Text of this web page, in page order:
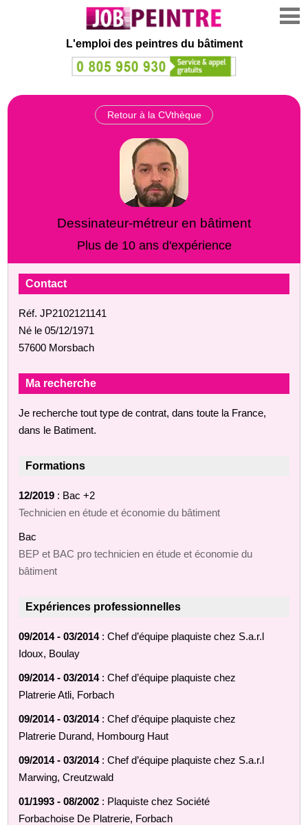
L'emploi des peintres du bâtiment
Retour à la CVthèque
Dessinateur-métreur en bâtiment
Plus de 10 ans d'expérience
Contact
Réf. JP2102121141
Né le 05/12/1971
57600 Morsbach
Ma recherche
Je recherche tout type de contrat, dans toute la France,
dans le Batiment.
Formations
12/2019 : Bac +2
Technicien en étude et économie du bâtiment
Bac
BEP et BAC pro technicien en étude et économie du
bâtiment
Expériences professionnelles
09/2014 - 03/2014: Chef d’équipe plaquiste chez S.a.r.l
Idoux, Boulay
09/2014 - 03/2014: Chef d’équipe plaquiste chez
Platrerie Atli, Forbach
09/2014 - 03/2014: Chef d’équipe plaquiste chez
Platrerie Durand, Hombourg Haut
09/2014 - 03/2014: Chef d’équipe plaquiste chez S.a.r.l
Marwing, Creutzwald
01/1993 - 08/2002 : Plaquiste chez Société
Forbachoise De Platrerie, Forbach